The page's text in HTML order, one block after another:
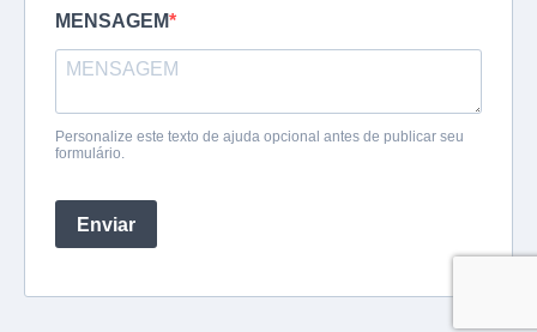
MENSAGEM
Personalize este texto de ajuda opcional antes de publicar seu
formulário.
Enviar